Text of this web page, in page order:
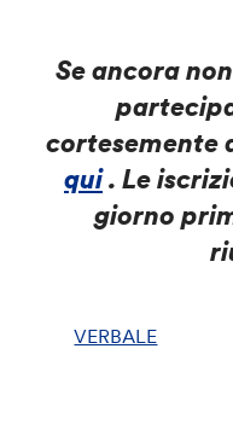
Se ancora
cortesemente
qui. Le
giorno
VERBALE